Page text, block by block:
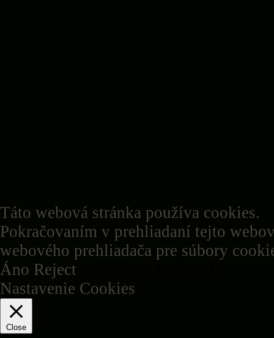
Táto webová stránka používa cookies.
Pokračovaním v prehliadaní tejto
webového prehliadača pre súbory
Áno Reject
Nastavenie Cookies
Close